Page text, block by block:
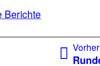
Berichte